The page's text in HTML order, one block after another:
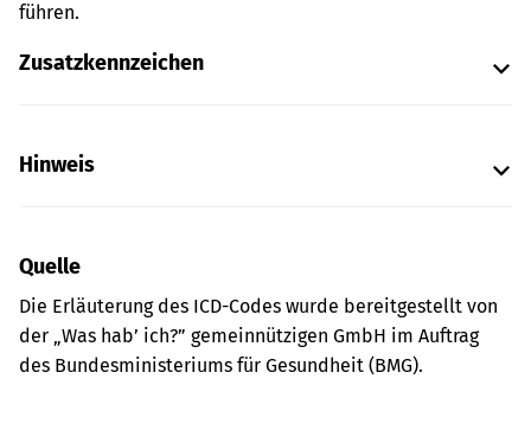
führen.
Zusatzkennzeichen
Hinweis
Quelle
Die Erläuterung des ICD-Codes wurde bereitgestellt von
der „Was hab’ ich?” gemeinnützigen GmbH im Auftrag
des Bundesministeriums für Gesundheit (BMG).